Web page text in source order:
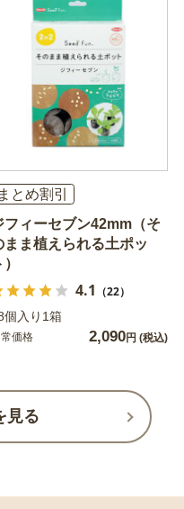
まとめ割引
フィーセブン42mm（そ
まま植えられる土ポッ
）
4.1 （22）
個入り1箱
価格 2,090円 (税込)
見る